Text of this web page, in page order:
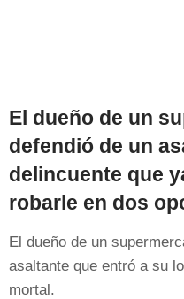
El dueño de un
defendió de un
delincuente que
robarle en dos
El dueño de un
asaltante que entró a su
mortal.